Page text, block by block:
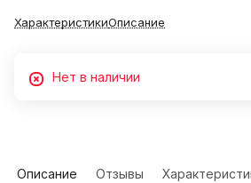
ХарактеристикиОписание
Нет в наличии
Описание Отзывы